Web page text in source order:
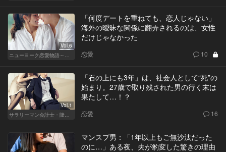
Vol.6
ニューヨーク恋愛物語～商社マン遥斗の場合～
「何度デートを重ねても、恋人じゃない」
海外の曖昧な関係に翻弄されるのは、女性
だけじゃなかった
恋愛 10
Vol.1
サラリーマン会計士・隆一の迷い
「石の上にも3年」は、社会人として“死”の
始まり。27歳で取り残された男の行く末は
果たして…！？
恋愛 16
マンスプ男：「1年以上もご無沙汰だった
のに…」ある夜、夫が豹変した驚きの理由